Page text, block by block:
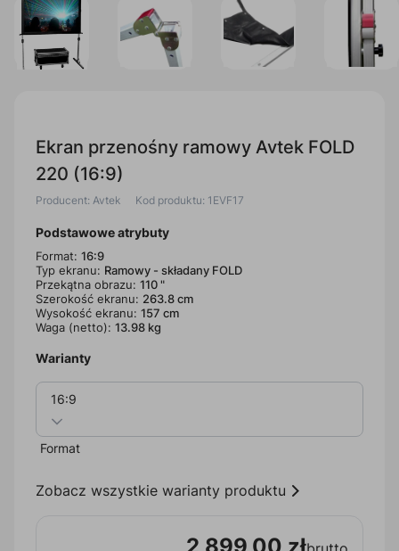
Ekran przenośny ramowy Avtek FOLD
220 (16:9)
Producent: Avtek Kod produktu: 1EVF17
Podstawowe atrybuty
Format: 16:9
Typ ekranu: Ramowy - składany FOLD
Przekątna obrazu: 110 "
Szerokość ekranu: 263.8 cm
Wysokość ekranu: 157 cm
Waga (netto): 13.98 kg
Warianty
16:9
Format
Zobacz wszystkie warianty produktu